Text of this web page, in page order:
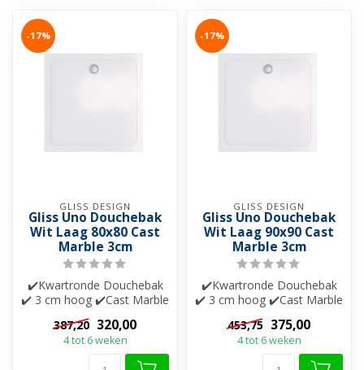
-17%
GLISS DESIGN
Gliss Uno Douchebak
Wit Laag 80x80 Cast
Marble 3cm
✔️Kwartronde Douchebak
✔️ 3 cm hoog ✔️Cast Marble
✔️ Extra verstevigd
387,20 320,00
4 tot 6 weken
-17%
GLISS DESIGN
Gliss Uno Douchebak
Wit Laag 90x90 Cast
Marble 3cm
✔️Kwartronde Douchebak
✔️ 3 cm hoog ✔️Cast Marble
✔️ Extra verstevigd
453,75 375,00
4 tot 6 weken